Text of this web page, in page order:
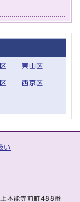
東山区
西京区
い
本能寺前町488番